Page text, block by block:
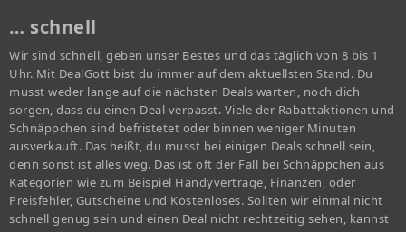
… schnell
Wir sind schnell, geben unser Bestes und das täglich von 8 bis 1
Uhr. Mit DealGott bist du immer auf dem aktuellsten Stand. Du
musst weder lange auf die nächsten Deals warten, noch dich
sorgen, dass du einen Deal verpasst. Viele der Rabattaktionen und
Schnäppchen sind befristetet oder binnen weniger Minuten
ausverkauft. Das heißt, du musst bei einigen Deals schnell sein,
denn sonst ist alles weg. Das ist oft der Fall bei Schnäppchen aus
Kategorien wie zum Beispiel Handyverträge, Finanzen, oder
Preisfehler, Gutscheine und Kostenloses. Sollten wir einmal nicht
schnell genug sein und einen Deal nicht rechtzeitig sehen, kannst